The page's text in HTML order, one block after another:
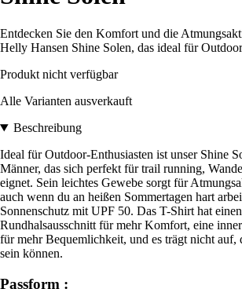
Entdecken Sie den Komfort und die
Helly Hansen Shine Solen, das ideal für
Produkt nicht verfügbar
Alle Varianten ausverkauft
Beschreibung
Ideal für Outdoor-Enthusiasten ist unser Shine
Männer, das sich perfekt für trail running,
eignet. Sein leichtes Gewebe sorgt für
auch wenn du an heißen Sommertagen hart
Sonnenschutz mit UPF 50. Das T-Shirt hat
Rundhalsausschnitt für mehr Komfort, eine
für mehr Bequemlichkeit, und es trägt nicht auf,
sein können.
Passform :